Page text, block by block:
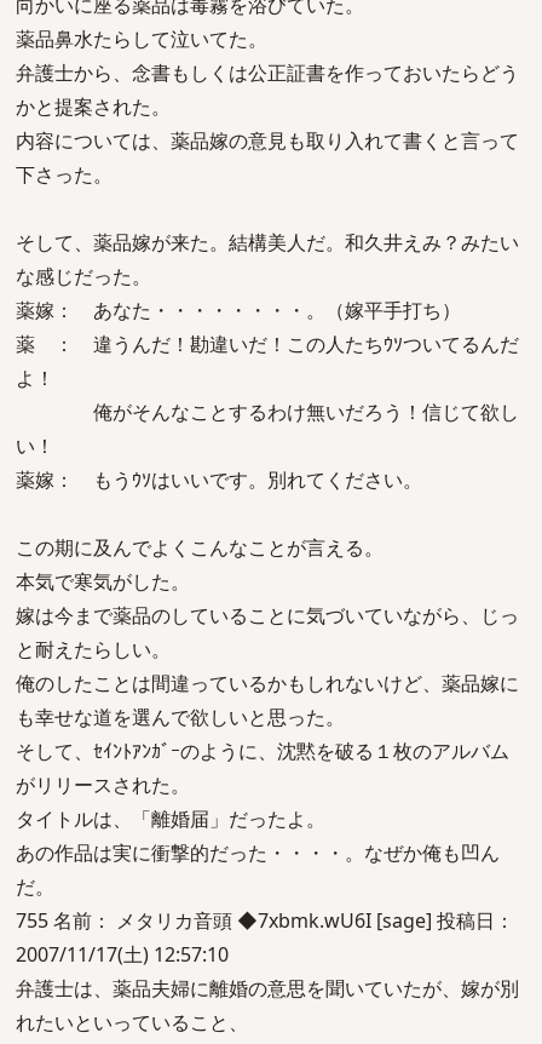
薬品鼻水たらして泣いてた。
弁護士から、念書もしくは公正証書を作っておいたらどう
かと提案された。
内容については、薬品嫁の意見も取り入れて書くと言って
下さった。
そして、薬品嫁が来た。結構美人だ。和久井えみ？みたい
な感じだった。
薬嫁： あなた・・・・・・・・。（嫁平手打ち）
薬 ： 違うんだ！勘違いだ！この人たちｳｿついてるんだ
よ！
俺がそんなことするわけ無いだろう！信じて欲し
い！
薬嫁： もうｳｿはいいです。別れてください。
この期に及んでよくこんなことが言える。
本気で寒気がした。
嫁は今まで薬品のしていることに気づいていながら、じっ
と耐えたらしい。
俺のしたことは間違っているかもしれないけど、薬品嫁に
も幸せな道を選んで欲しいと思った。
そして、ｾｲﾝﾄｱﾝｶﾞｰのように、沈黙を破る１枚のアルバム
がリリースされた。
タイトルは、「離婚届」だったよ。
あの作品は実に衝撃的だった・・・・。なぜか俺も凹ん
だ。
755 名前： メタリカ音頭 ◆7xbmk.wU6I [sage] 投稿日：
2007/11/17(土) 12:57:10
弁護士は、薬品夫婦に離婚の意思を聞いていたが、嫁が別
れたいといっていること、